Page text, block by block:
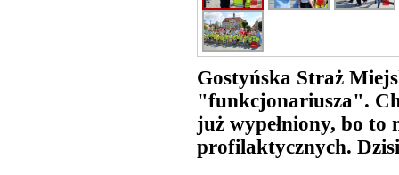
Gostyńska Straż
"funkcjonariusza".
już wypełniony, bo to
profilaktycznych.